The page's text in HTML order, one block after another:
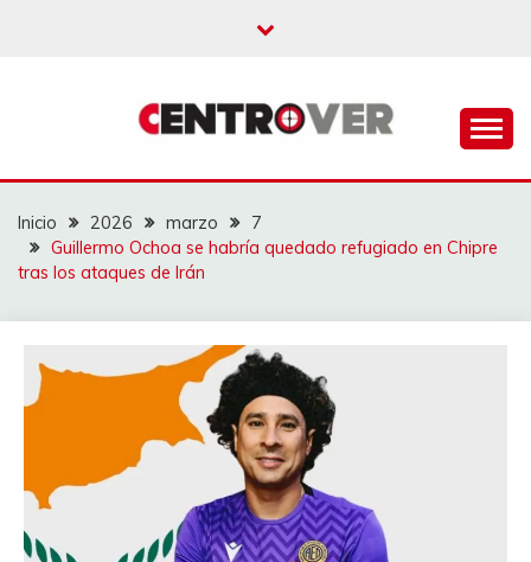
CENTROVER
NOTICIAS
Inicio 2026 marzo
7
Guillermo Ochoa se habría quedado refugiado en Chipre
tras los ataques de Irán